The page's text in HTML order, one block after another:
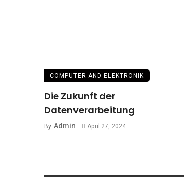
COMPUTER AND ELEKTRONIK
Die Zukunft der
Datenverarbeitung
By Admin April 27, 2024